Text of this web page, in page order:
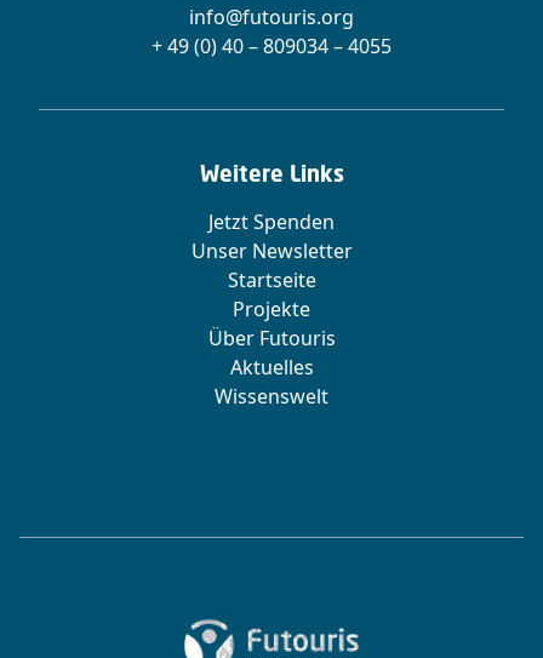
info@futouris.org
+ 49 (0) 40 – 809034 – 4055
Weitere Links
Jetzt Spenden
Unser Newsletter
Startseite
Projekte
Über Futouris
Aktuelles
Wissenswelt
Zur Startseite von Futouris e.V.